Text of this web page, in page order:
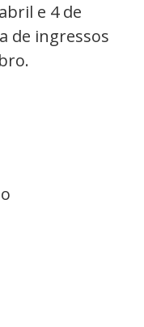
e 4 de
de ingressos